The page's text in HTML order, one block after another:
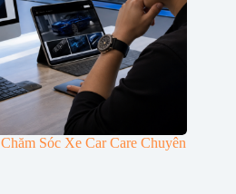
Sóc Xe Car Care Chuyên